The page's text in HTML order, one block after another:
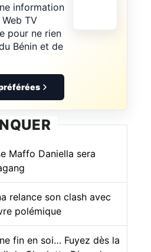
information
TV
pour ne rien
Bénin et de
Maffo Daniella sera
relance son clash avec
polémique
fin en soi… Fuyez dès la